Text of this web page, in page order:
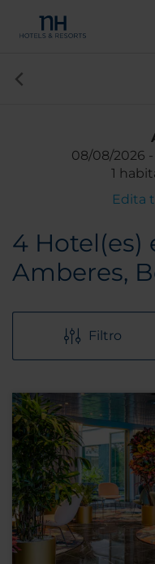
08/08/2026
1
Edita
4 Hotel(es)
Amberes,
Filtro